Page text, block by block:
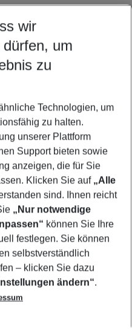
Wünschen
wir
um
zu
Technologien, um
zu halten.
unserer Plattform
Support bieten sowie
anzeigen, die für Sie
Klicken Sie auf „Alle
sind. Ihnen reicht
„Nur notwendige
können Sie Ihre
festlegen. Sie können
selbstverständlich
– klicken Sie dazu
ändern“.